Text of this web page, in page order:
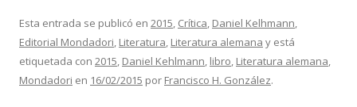
Esta entrada se publicó en 2015, Crítica, Daniel Kelhmann,
Editorial Mondadori, Literatura, Literatura alemana y está
etiquetada con 2015, Daniel Kehlmann, libro, Literatura alemana,
Mondadori en 16/02/2015 por Francisco H. González.